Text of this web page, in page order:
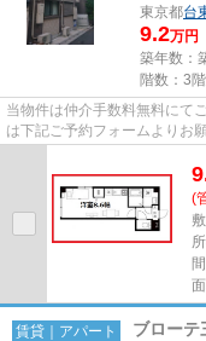
東京都台
9.2万円
築年数：
階数：3
当物件は仲介手数料無料にて
は下記ご予約フォームよりお
(
賃貸｜アパート ブローテ